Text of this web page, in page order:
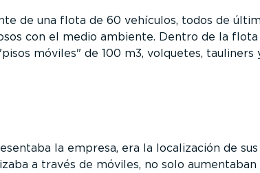
de una flota de 60 vehículos, todos de
con el medio ambiente. Dentro de la flota
pisos móviles
de 100 m3, volquetes, tauliners
la empresa, era la localización de sus
a través de móviles, no solo aumentaban